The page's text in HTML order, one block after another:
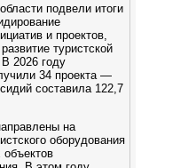
подвели итоги
и проектов,
туристской
2026 году
34 проекта —
составила 122,7
на
оборудования